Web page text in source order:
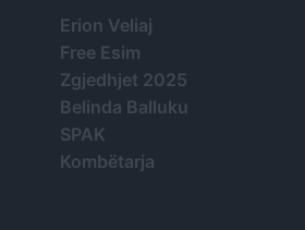
Erion Veliaj
Free Esim
Zgjedhjet 2025
Belinda Balluku
SPAK
Kombëtarja